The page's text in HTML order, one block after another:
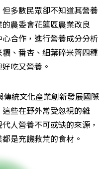
多數民眾卻不知道其營養
農委會花蓮區農業改良
合作，進行營養成分分析
、番杏、細葉碎米薺四種
吃又營養。
統文化產業創新發展國際
些在野外常受忽視的雜
人營養不可或缺的來源，
是充饑救荒的食材。